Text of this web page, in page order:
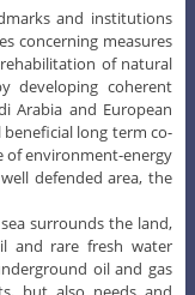
and institutions
concerning measures
of natural
developing coherent
Arabia and European
long term co-
of environment-energy
defended area, the
surrounds the land,
and rare fresh water
oil and gas